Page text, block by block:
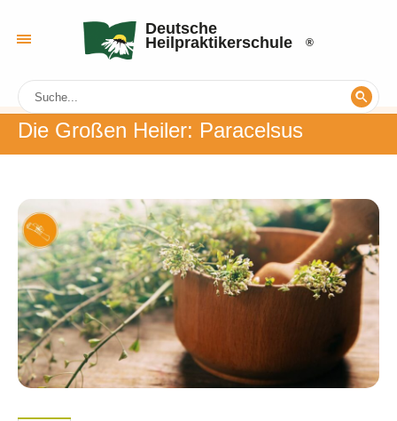
Deutsche
Heilpraktikerschule
Die Großen Heiler: Paracelsus